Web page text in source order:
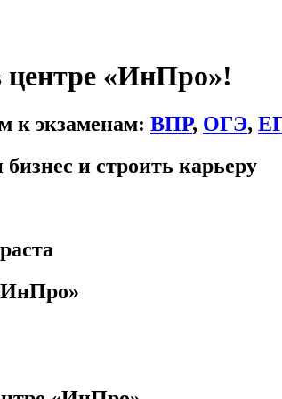
«ИнПро»!
к экзаменам: ВПР, ОГЭ,
и строить карьеру